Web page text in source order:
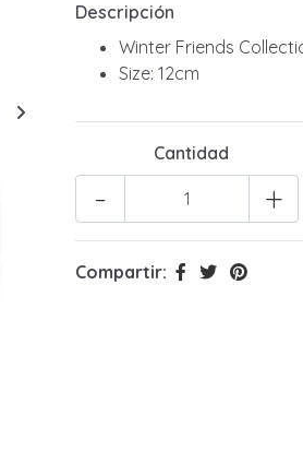
Descripción
Winter Friends
Size: 12cm
Cantidad
+
-
Compartir: